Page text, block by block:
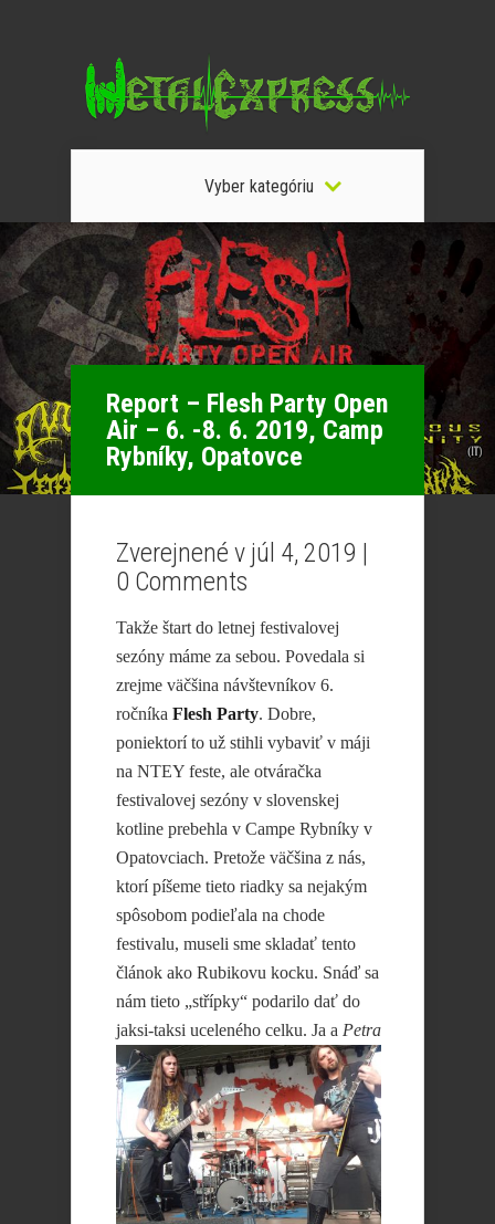
Vyber kategóriu
Report – Flesh Party Open
Air – 6. -8. 6. 2019, Camp
Rybníky, Opatovce
Zverejnené v júl 4, 2019 |
0 Comments
Takže štart do letnej festivalovej
sezóny máme za sebou. Povedala si
zrejme väčšina návštevníkov 6.
ročníka Flesh Party. Dobre,
poniektorí to už stihli vybaviť v máji
na NTEY feste, ale otváračka
festivalovej sezóny v slovenskej
kotline prebehla v Campe Rybníky v
Opatovciach. Pretože väčšina z nás,
ktorí píšeme tieto riadky sa nejakým
spôsobom podieľala na chode
festivalu, museli sme skladať tento
článok ako Rubikovu kocku. Snáď sa
nám tieto „střípky“ podarilo dať do
jaksi-taksi uceleného celku. Ja a Petra